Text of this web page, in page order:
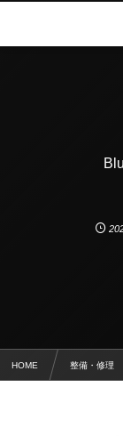
HOME 整備・修理